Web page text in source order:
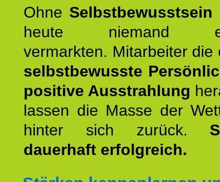
Ohne Selbstbewusstsein
heute niemand
vermarkten. Mitarbeiter die
selbstbewusste
positive Ausstrahlung
lassen die Masse der
hinter sich zurück.
dauerhaft erfolgreich.